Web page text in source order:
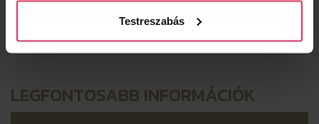
Testreszabás
LEGFONTOSABB INFORMÁCIÓK